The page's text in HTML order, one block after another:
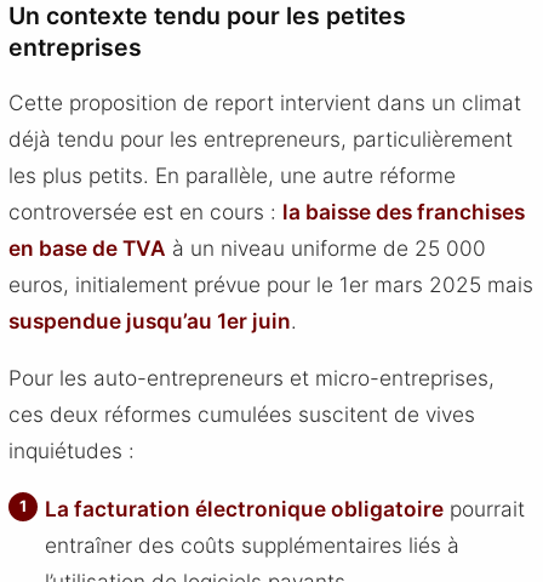
Un contexte tendu pour les petites
entreprises
Cette proposition de report intervient dans un climat
déjà tendu pour les entrepreneurs, particulièrement
les plus petits. En parallèle, une autre réforme
controversée est en cours : la baisse des franchises
en base de TVA à un niveau uniforme de 25 000
euros, initialement prévue pour le 1er mars 2025 mais
suspendue jusqu’au 1er juin.
Pour les auto-entrepreneurs et micro-entreprises,
ces deux réformes cumulées suscitent de vives
inquiétudes :
La facturation électronique obligatoire pourrait
entraîner des coûts supplémentaires liés à